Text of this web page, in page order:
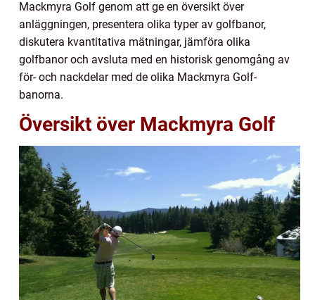
Mackmyra Golf genom att ge en översikt över
anläggningen, presentera olika typer av golfbanor,
diskutera kvantitativa mätningar, jämföra olika
golfbanor och avsluta med en historisk genomgång av
för- och nackdelar med de olika Mackmyra Golf-
banorna.
Översikt över Mackmyra Golf